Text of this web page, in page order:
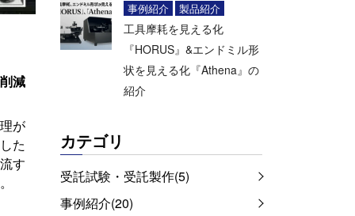
減
が
た
す
事例紹介 製品紹介
工具摩耗を見える化
『HORUS』&エンドミル形
状を見える化『Athena』の
紹介
カテゴリ
受託試験・受託製作(5)
事例紹介(20)